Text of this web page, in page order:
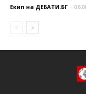
Екип на ДЕБАТИ.БГ -